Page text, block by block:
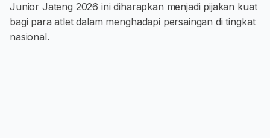
Junior Jateng 2026 ini diharapkan menjadi pijakan kuat
bagi para atlet dalam menghadapi persaingan di tingkat
nasional.